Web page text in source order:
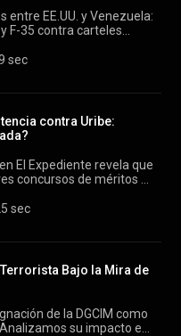
entre EE.UU. y Venezuela:
F-35 contra carteles
para su régimen, la
sec
contra Uribe:
El Expediente revela que
concursos de méritos y
por manipulación de
sec
Bajo la Mira de
de la DGCIM como
su impacto en